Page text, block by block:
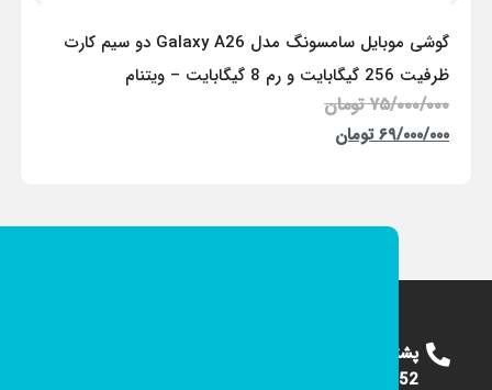
گوشی موبایل سامسونگ مدل Galaxy A26 دو سیم کارت
ظرفیت 256 گیگابایت و رم 8 گیگابایت – ویتنام
۷۵/۰۰۰/۰۰۰ تومان
۶۹/۰۰۰/۰۰۰ تومان
پشتیبانی
09124375652